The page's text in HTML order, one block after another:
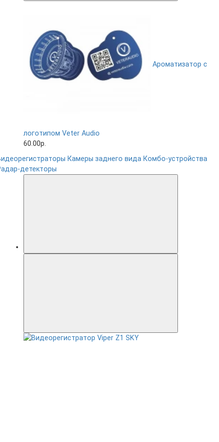
Ароматизатор с
логотипом Veter Audio
60.00р.
Камеры заднего вида Комбо-устройства
детекторы